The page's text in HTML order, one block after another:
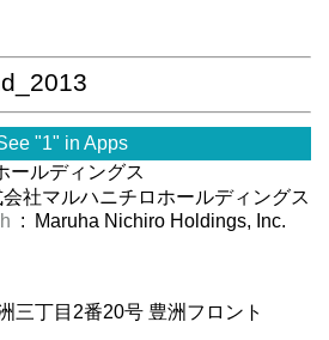
"1" in Apps
ールディングス
社マルハニチロホールディングス
: Maruha Nichiro Holdings, Inc.
三丁目2番20号 豊洲フロント